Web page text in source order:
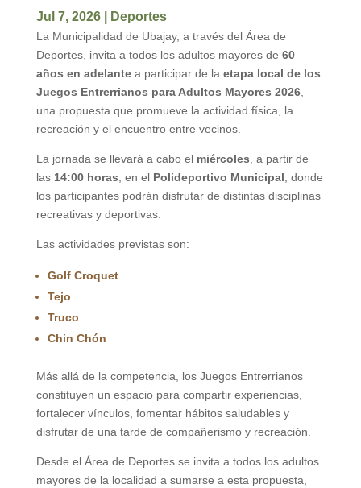
Jul 7, 2026| Deportes
La Municipalidad de Ubajay, a través del Área de
Deportes, invita a todos los adultos mayores de 60
años en adelantea participar de la etapa local de los
Juegos Entrerrianos para Adultos Mayores 2026,
una propuesta que promueve la actividad física, la
recreación y el encuentro entre vecinos.
La jornada se llevará a cabo el miércoles , a partir de
las 14:00 horas , en el Polideportivo Municipal , donde
los participantes podrán disfrutar de distintas disciplinas
recreativas y deportivas.
Las actividades previstas son:
Golf Croquet
Tejo
Truco
Chin Chón
Más allá de la competencia, los Juegos Entrerrianos
constituyen un espacio para compartir experiencias,
fortalecer vínculos, fomentar hábitos saludables y
disfrutar de una tarde de compañerismo y recreación.
Desde el Área de Deportes se invita a todos los adultos
mayores de la localidad a sumarse a esta propuesta,